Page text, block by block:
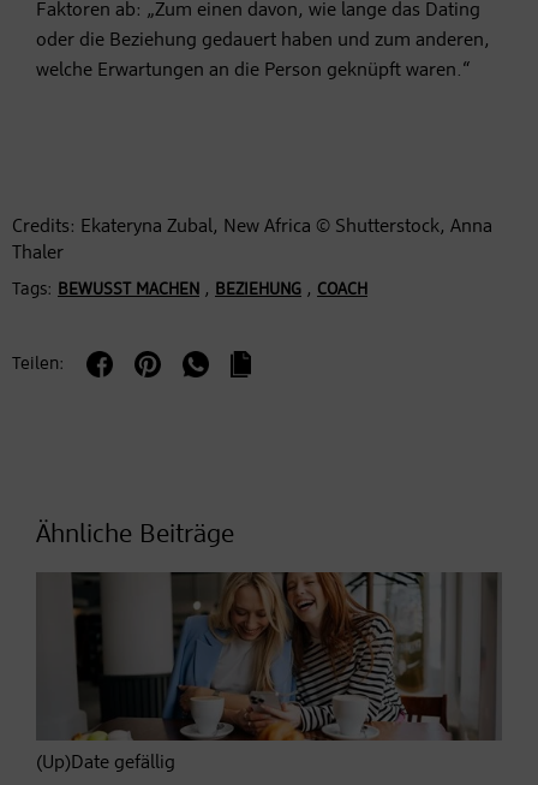
Faktoren ab: „Zum einen davon, wie lange das Dating
oder die Beziehung gedauert haben und zum anderen,
welche Erwartungen an die Person geknüpft waren.“
Credits: Ekateryna Zubal, New Africa © Shutterstock, Anna
Thaler
Tags: BEWUSST MACHEN , BEZIEHUNG , COACH
Teilen:
Ähnliche Beiträge
(Up)Date gefällig